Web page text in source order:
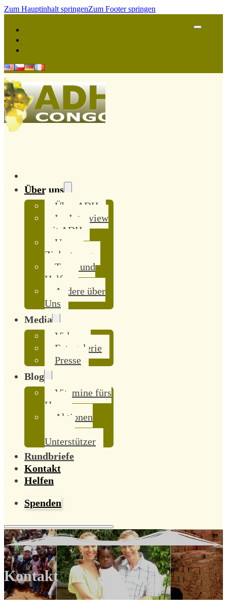
Zum Hauptinhalt springenZum Footer springen
Über uns
Über ADH
Im Interview
mit ADH
Unsere
Zielsetzung
Team und
Helfer
Andere über
Uns
Media
Videos
Fotogalerie
Presse
Blog
Vitamine fürs
Herz
Aktionen
Unterstützer
Rundbriefe
Kontakt
Helfen
Spenden
Kontakt